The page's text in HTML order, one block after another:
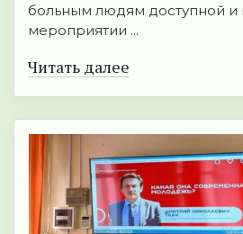
больным людям доступной и
мероприятии ...
Читать далее